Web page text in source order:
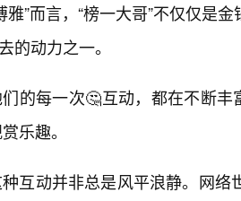
雅”而言，“榜一大哥”不仅仅是
的动力之一。
的每一次🤔互动，都在不断丰
乐趣。
互动并非总是风平浪静。网络